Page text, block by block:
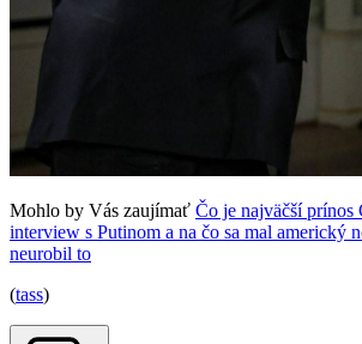
Mohlo by Vás zaujímať Čo je najväčší prínos
interview s Putinom a na čo sa mal americký
neurobil to
(tass)